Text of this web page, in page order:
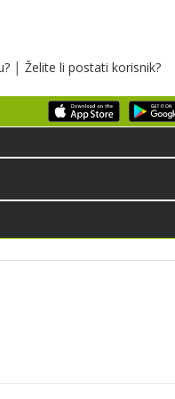
| Želite li postati korisnik?